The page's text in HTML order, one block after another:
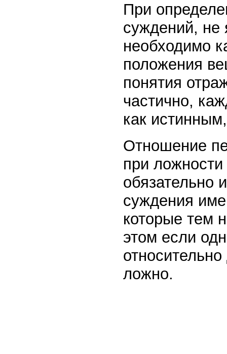
При
суждений, не
необходимо
положения
понятия
частично,
как
Отношение
при ложности
обязательно
суждения
которые тем
этом если
ложно.